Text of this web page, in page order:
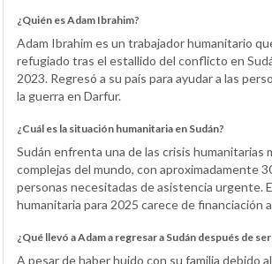
¿Quién es Adam Ibrahim?
Adam Ibrahim es un trabajador humanitario
refugiado tras el estallido del conflicto en
2023. Regresó a su país para ayudar a las
la guerra en Darfur.
¿Cuál es la situación humanitaria en Sudán?
Sudán enfrenta una de las crisis humanitarias
complejas del mundo, con aproximadamente
personas necesitadas de asistencia urgente.
humanitaria para 2025 carece de financiación
¿Qué llevó a Adam a regresar a Sudán después de
A pesar de haber huido con su familia debido